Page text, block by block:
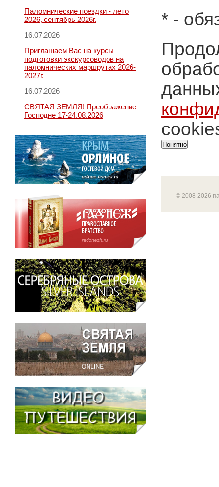
Паломнические поездки - лето
2026, сентябрь 2026г.
16.07.2026
Приглашаем Вас на курсы
подготовки экскурсоводов на
паломнических маршрутах 2026-
2027г.
16.07.2026
СВЯТАЯ ЗЕМЛЯ! Преображение
Господне 17-24.08.2026
* -
Понятно
© 2008-2026